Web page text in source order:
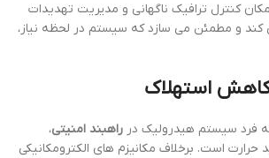
کنترل ترافیک ناگهانی و مدیریت تهدیدات
کند و مطمئن می سازد که سیستم در لحظه نیاز،
کاهش استهلاک
فرد سیستم هیدرولیک در راهبند امنیتی،
است. برخلاف مکانیزم های الکترومکانیکی